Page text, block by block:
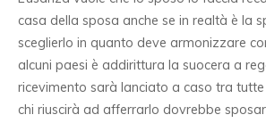
casa della sposa anche se in realtà è la
sceglierlo in quanto deve armonizzare
alcuni paesi è addirittura la suocera a
ricevimento sarà lanciato a caso tra
chi riuscirà ad afferrarlo dovrebbe